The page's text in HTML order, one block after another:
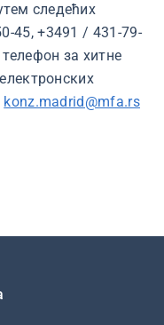
следећих
45, +3491 / 431-79-
за хитне
konz.madrid@mfa.rs